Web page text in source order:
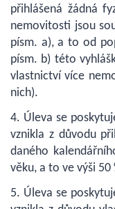
přihlášená žádná
nemovitosti jsou
písm. a), a to od
písm. b) této
vlastnictví více
nich).
4. Úleva se
vznikla z důvodu
daného
věku, a to ve výši 50
5. Úleva se